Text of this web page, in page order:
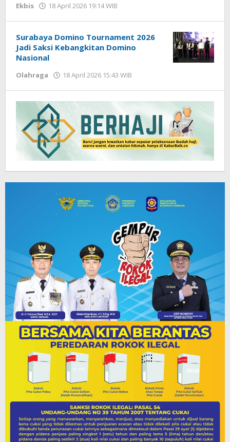
Ekbis 18 April 2026 19:14 WIB
Surabaya Domino Tournament 2026
Jadi Saksi Kebangkitan Domino
Nasional
Olahraga 18 April 2026 15:43 WIB